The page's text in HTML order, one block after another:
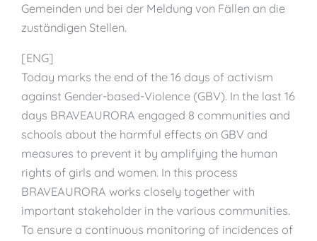
Gemeinden und bei der Meldung von Fällen an die
zuständigen Stellen.
[ENG]
Today marks the end of the 16 days of activism
against Gender-based-Violence (GBV). In the last 16
days BRAVEAURORA engaged 8 communities and
schools about the harmful effects on GBV and
measures to prevent it by amplifying the human
rights of girls and women. In this process
BRAVEAURORA works closely together with
important stakeholder in the various communities.
To ensure a continuous monitoring of incidences of